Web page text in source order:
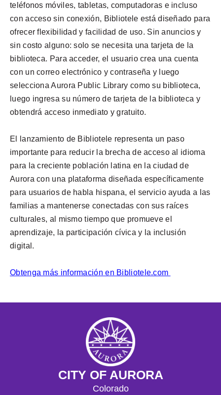
teléfonos móviles, tabletas, computadoras e incluso
con acceso sin conexión, Bibliotele está diseñado para
ofrecer flexibilidad y facilidad de uso. Sin anuncios y
sin costo alguno: solo se necesita una tarjeta de la
biblioteca. Para acceder, el usuario crea una cuenta
con un correo electrónico y contraseña y luego
selecciona Aurora Public Library como su biblioteca,
luego ingresa su número de tarjeta de la biblioteca y
obtendrá acceso inmediato y gratuito.
El lanzamiento de Bibliotele representa un paso
importante para reducir la brecha de acceso al idioma
para la creciente población latina en la ciudad de
Aurora con una plataforma diseñada específicamente
para usuarios de habla hispana, el servicio ayuda a las
familias a mantenerse conectadas con sus raíces
culturales, al mismo tiempo que promueve el
aprendizaje, la participación cívica y la inclusión
digital.
Obtenga más información en Bibliotele.com
CITY OF AURORA
Colorado